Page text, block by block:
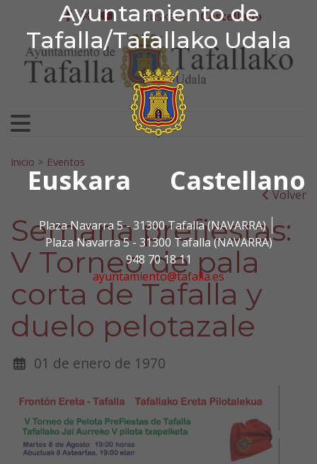
Ayuntamiento de
Tafalla/Tafallako Udala
Euskara Castellano
Plaza Navarra 5 - 31300 Tafalla (NAVARRA)
Plaza Navarra 5 - 31300 Tafalla (NAVARRA)
948 70 18 11
ayuntamiento@tafalla.es
Ir al contenido
Ayuntamiento de
facebook
twitter
youtube
Euskera Castellano
Search for:
Inicio > Eventos
Volver
Semana prefiestas:
V Torneo de pala
corta de Tafalla y
duelo pelotazale
01 de enero de 1970